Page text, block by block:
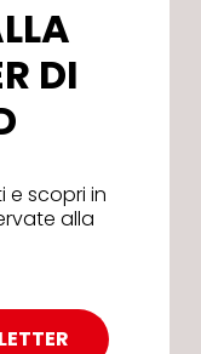
DI
e scopri in
alla